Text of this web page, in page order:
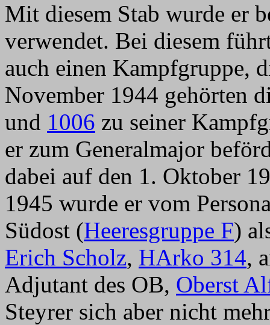
Mit diesem Stab wurde er
verwendet. Bei diesem
auch einen Kampfgruppe,
November 1944 gehörten
und 1006 zu seiner
er zum Generalmajor
dabei auf den 1. Oktober
1945 wurde er vom
Südost (Heeresgruppe F)
Erich Scholz, HArko 314,
Adjutant des OB, Oberst
Steyrer sich aber nicht